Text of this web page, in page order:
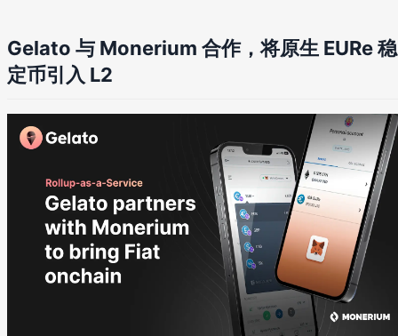
Gelato 与 Monerium 合作，将原生 EURe 稳
定币引入 L2